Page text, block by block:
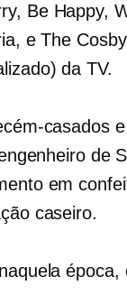
Be Happy,
e The
da TV.
casados
de
em
caseiro.
época,